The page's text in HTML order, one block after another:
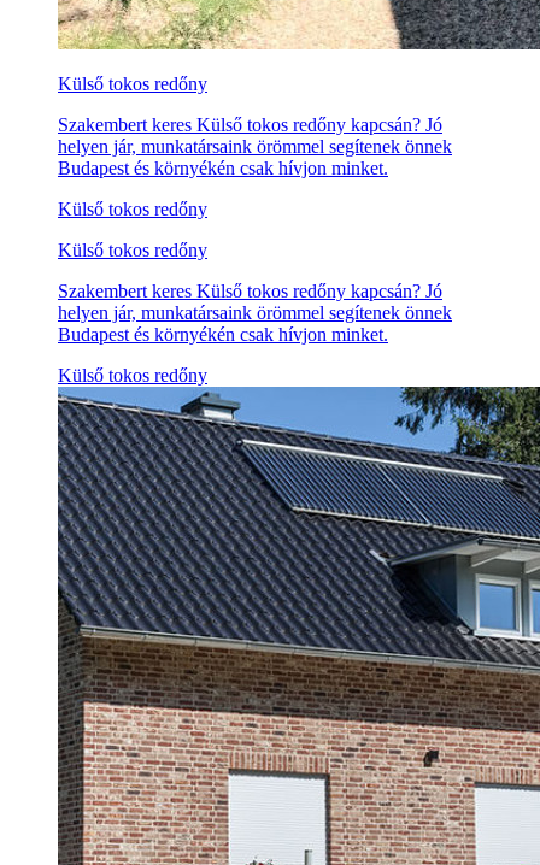
Külső tokos redőny
Szakembert keres Külső tokos redőny kapcsán? Jó
helyen jár, munkatársaink örömmel segítenek önnek
Budapest és környékén csak hívjon minket.
Külső tokos redőny
Külső tokos redőny
Szakembert keres Külső tokos redőny kapcsán? Jó
helyen jár, munkatársaink örömmel segítenek önnek
Budapest és környékén csak hívjon minket.
Külső tokos redőny